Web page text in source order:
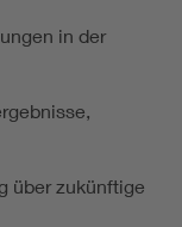
in der
über zukünftige